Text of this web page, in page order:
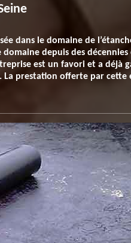
dans le domaine de
depuis des
est un favori et a déjà
prestation offerte par cette